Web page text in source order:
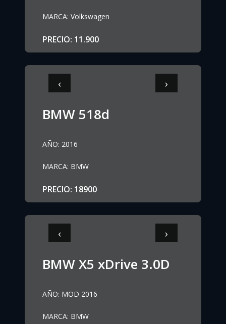
MARCA:Volkswagen
PRECIO: 11.900
‹ ›
BMW 518d
AÑO: 2016
MARCA: BMW
PRECIO: 18900
‹ ›
BMW X5 xDrive 3.0D
AÑO: MOD 2016
MARCA: BMW